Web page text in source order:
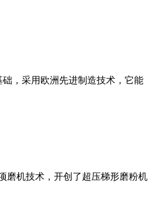
，采用欧洲先进制造技术，它能
磨机技术，开创了超压梯形磨粉机